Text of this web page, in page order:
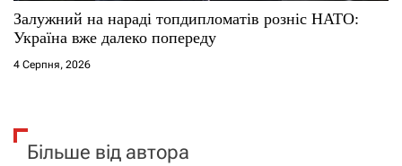
Залужний на нараді топдипломатів розніс НАТО:
Україна вже далеко попереду
4 Серпня, 2026
Більше від автора